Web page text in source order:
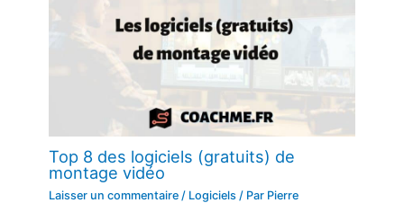
Top 8 des logiciels (gratuits) de
montage vidéo
Laisser un commentaire / Logiciels / Par Pierre